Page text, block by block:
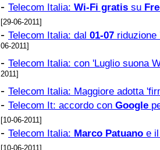
- Telecom Italia: Wi-Fi gratis su
[29-06-2011]
- Telecom Italia: dal 01-07 riduzione
06-2011]
- Telecom Italia: con 'Luglio suona
2011]
- Telecom Italia: Maggiore adotta
- Telecom It: accordo con Google
[10-06-2011]
- Telecom Italia: Marco Patuano e
[10-06-2011]